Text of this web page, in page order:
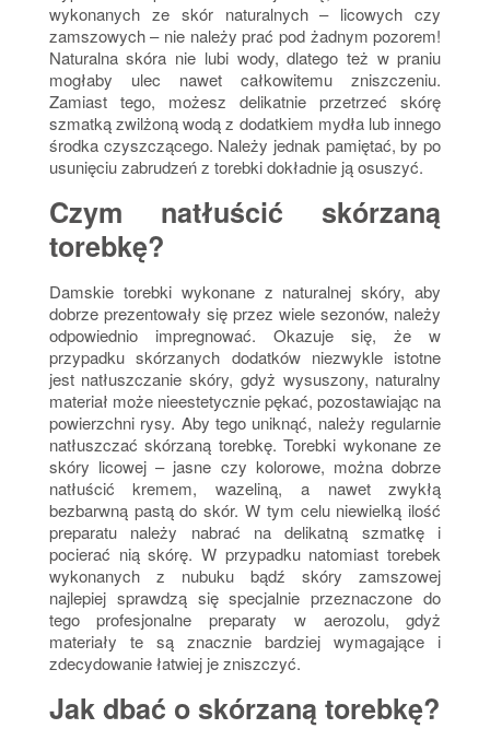
wykonanych ze skór naturalnych – licowych czy
zamszowych – nie należy prać pod żadnym pozorem!
Naturalna skóra nie lubi wody, dlatego też w praniu
mogłaby ulec nawet całkowitemu zniszczeniu.
Zamiast tego, możesz delikatnie przetrzeć skórę
szmatką zwilżoną wodą z dodatkiem mydła lub innego
środka czyszczącego. Należy jednak pamiętać, by po
usunięciu zabrudzeń z torebki dokładnie ją osuszyć.
Czym natłuścić skórzaną
torebkę?
Damskie torebki wykonane z naturalnej skóry, aby
dobrze prezentowały się przez wiele sezonów, należy
odpowiednio impregnować. Okazuje się, że w
przypadku skórzanych dodatków niezwykle istotne
jest natłuszczanie skóry, gdyż wysuszony, naturalny
materiał może nieestetycznie pękać, pozostawiając na
powierzchni rysy. Aby tego uniknąć, należy regularnie
natłuszczać skórzaną torebkę. Torebki wykonane ze
skóry licowej – jasne czy kolorowe, można dobrze
natłuścić kremem, wazeliną, a nawet zwykłą
bezbarwną pastą do skór. W tym celu niewielką ilość
preparatu należy nabrać na delikatną szmatkę i
pocierać nią skórę. W przypadku natomiast torebek
wykonanych z nubuku bądź skóry zamszowej
najlepiej sprawdzą się specjalnie przeznaczone do
tego profesjonalne preparaty w aerozolu, gdyż
materiały te są znacznie bardziej wymagające i
zdecydowanie łatwiej je zniszczyć.
Jak dbać o skórzaną torebkę?